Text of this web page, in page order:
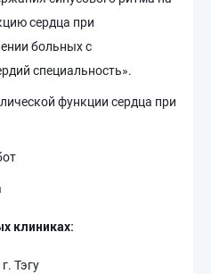
сердца при
больных с
специальность».
функции сердца при
клиниках:
Тэгу